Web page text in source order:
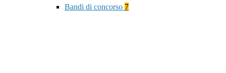
Bandi di concorso 7